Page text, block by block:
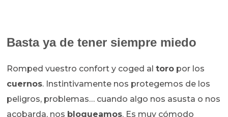
Basta ya de tener siempre miedo
Romped vuestro confort y coged altoro por los
cuernos. Instintivamente nos protegemos de los
peligros, problemas… cuando algo nos asusta o nos
acobarda, nos bloqueamos. Es muy cómodo